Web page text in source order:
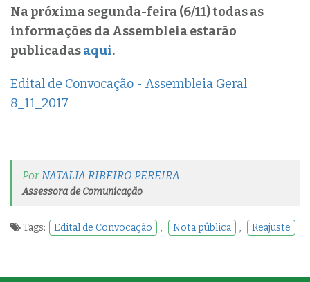
Na próxima segunda-feira (6/11) todas as
informações da Assembleia estarão
publicadasaqui.
Edital de Convocação - Assembleia Geral
8_11_2017
Por NATALIA RIBEIRO PEREIRA
Assessora de Comunicação
Tags: Edital de Convocação , Nota pública , Reajuste